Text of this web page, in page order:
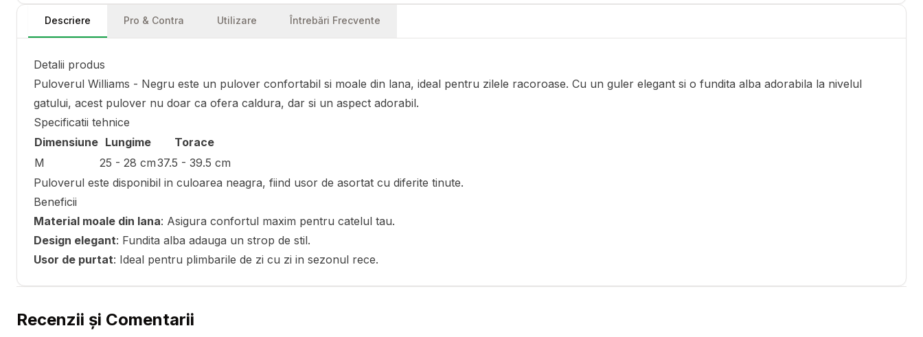
Descriere Pro & Contra Utilizare Întrebări Frecvente
Detalii produs
Puloverul Williams - Negru este un pulover confortabil si moale din lana, ideal pentru zilele racoroase. Cu un guler elegant si o fundita alba adorabila la nivelul
gatului, acest pulover nu doar ca ofera caldura, dar si un aspect adorabil.
Specificatii tehnice
Dimensiune Lungime
Torace
M
25 - 28 cm37.5 - 39.5 cm
Puloverul este disponibil in culoarea neagra, fiind usor de asortat cu diferite tinute.
Beneficii
Material moale din lana: Asigura confortul maxim pentru catelul tau.
Design elegant: Fundita alba adauga un strop de stil.
Usor de purtat: Ideal pentru plimbarile de zi cu zi in sezonul rece.
Recenzii și Comentarii